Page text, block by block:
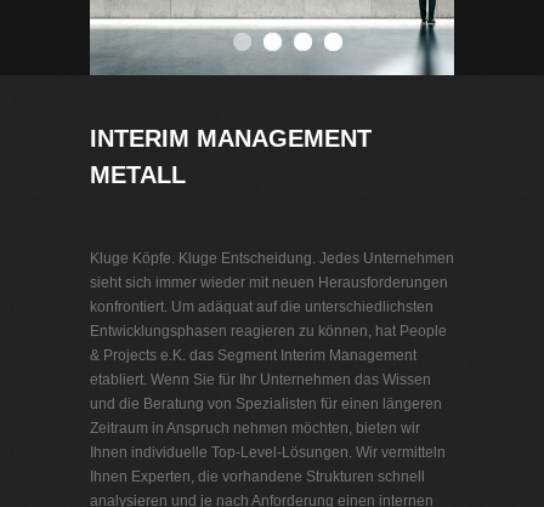
0
INTERIM MANAGEMENT
METALL
Kluge Köpfe. Kluge Entscheidung. Jedes Unternehmen
sieht sich immer wieder mit neuen Herausforderungen
konfrontiert. Um adäquat auf die unterschiedlichsten
Entwicklungsphasen reagieren zu können, hat People
& Projects e.K. das Segment Interim Management
etabliert. Wenn Sie für Ihr Unternehmen das Wissen
und die Beratung von Spezialisten für einen längeren
Zeitraum in Anspruch nehmen möchten, bieten wir
Ihnen individuelle Top-Level-Lösungen. Wir vermitteln
Ihnen Experten, die vorhandene Strukturen schnell
analysieren und je nach Anforderung einen internen